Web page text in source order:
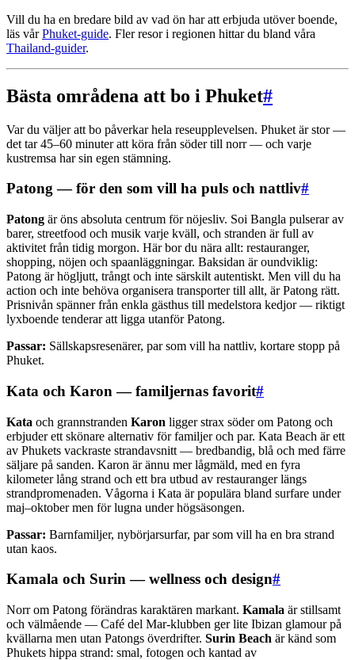
Vill du ha en bredare bild av vad ön har att erbjuda utöver boende,
läs vårPhuket-guide. Fler resor i regionen hittar du bland våra
Thailand-guider.
Bästa områdena att bo i Phuket#
Var du väljer att bo påverkar hela reseupplevelsen. Phuket är stor —
det tar 45–60 minuter att köra från söder till norr — och varje
kustremsa har sin egen stämning.
Patong — för den som vill ha puls och nattliv#
Patong är öns absoluta centrum för nöjesliv. Soi Bangla pulserar av
barer, streetfood och musik varje kväll, och stranden är full av
aktivitet från tidig morgon. Här bor du nära allt: restauranger,
shopping, nöjen och spaanläggningar. Baksidan är oundviklig:
Patong är högljutt, trångt och inte särskilt autentiskt. Men vill du ha
action och inte behöva organisera transporter till allt, är Patong rätt.
Prisnivån spänner från enkla gästhus till medelstora kedjor — riktigt
lyxboende tenderar att ligga utanför Patong.
Passar: Sällskapsresenärer, par som vill ha nattliv, kortare stopp på
Phuket.
Kata och Karon — familjernas favorit#
Kata och grannstranden Karon ligger strax söder om Patong och
erbjuder ett skönare alternativ för familjer och par. Kata Beach är ett
av Phukets vackraste strandavsnitt — bredbandig, blå och med färre
säljare på sanden. Karon är ännu mer lågmäld, med en fyra
kilometer lång strand och ett bra utbud av restauranger längs
strandpromenaden. Vågorna i Kata är populära bland surfare under
maj–oktober men för lugna under högsäsongen.
Passar: Barnfamiljer, nybörjarsurfar, par som vill ha en bra strand
utan kaos.
Kamala och Surin — wellness och design#
Norr om Patong förändras karaktären markant. Kamala är stillsamt
och välmående — Café del Mar-klubben ger lite Ibizan glamour på
kvällarna men utan Patongs överdrifter. Surin Beach är känd som
Phukets hippa strand: smal, fotogen och kantad av